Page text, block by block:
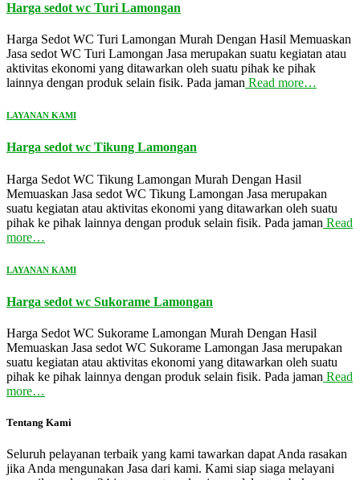
Harga sedot wc Turi Lamongan
Harga Sedot WC Turi Lamongan Murah Dengan Hasil Memuaskan
Jasa sedot WC Turi Lamongan Jasa merupakan suatu kegiatan atau
aktivitas ekonomi yang ditawarkan oleh suatu pihak ke pihak
lainnya dengan produk selain fisik. Pada jaman Read more…
LAYANAN KAMI
Harga sedot wc Tikung Lamongan
Harga Sedot WC Tikung Lamongan Murah Dengan Hasil
Memuaskan Jasa sedot WC Tikung Lamongan Jasa merupakan
suatu kegiatan atau aktivitas ekonomi yang ditawarkan oleh suatu
pihak ke pihak lainnya dengan produk selain fisik. Pada jaman Read
more…
LAYANAN KAMI
Harga sedot wc Sukorame Lamongan
Harga Sedot WC Sukorame Lamongan Murah Dengan Hasil
Memuaskan Jasa sedot WC Sukorame Lamongan Jasa merupakan
suatu kegiatan atau aktivitas ekonomi yang ditawarkan oleh suatu
pihak ke pihak lainnya dengan produk selain fisik. Pada jaman Read
more…
Tentang Kami
Seluruh pelayanan terbaik yang kami tawarkan dapat Anda rasakan
jika Anda mengunakan Jasa dari kami. Kami siap siaga melayani